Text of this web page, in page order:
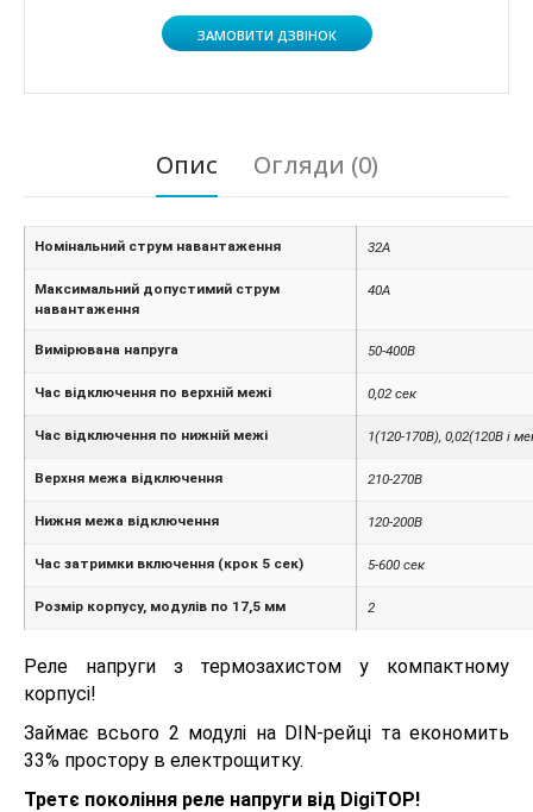
ЗАМОВИТИ ДЗВІНОК
Опис Огляди (0)
Номінальний струм навантаження 32A
Максимальний допустимий струм
навантаження
40A
Вимірювана напруга 50-400B
Час відключення по верхній межі 0,02 сек
Час відключення по нижній межі 1(120-170В), 0,02(120В і
Верхня межа відключення 210-270В
Нижня межа відключення 120-200В
Час затримки включення (крок 5 сек) 5-600 сек
Розмір корпусу, модулів по 17,5 мм 2
Реле напруги з термозахистом у компактному
корпусі!
Займає всього 2 модулі на DIN-рейці та економить
33% простору в електрощитку.
Третє покоління реле напруги від DigiTOP!